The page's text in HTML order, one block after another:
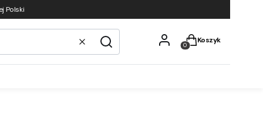
Polski
WyczyśćSzukaj
Produkty w
Koszyk